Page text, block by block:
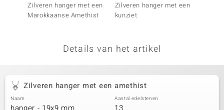
Zilveren hanger met een
Marokkaanse Amethist
Zilveren hanger met een
kunziet
Details van het artikel
Zilveren hanger met een amethist
Naam Aantal edelstenen